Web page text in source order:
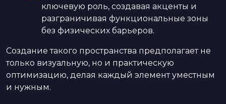
ключевую роль, создавая акценты и
разграничивая функциональные зоны
без физических барьеров.
Создание такого пространства предполагает не
только визуальную, но и практическую
оптимизацию, делая каждый элемент уместным
и нужным.